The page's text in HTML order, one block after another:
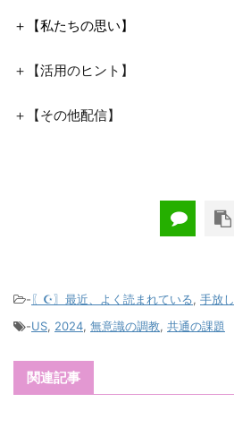
＋【私たちの思い】
＋【活用のヒント】
＋【その他配信】
-〖☪︎〗最近、よく読まれている, 手放し
-US, 2024, 無意識の調教, 共通の課題
関連記事